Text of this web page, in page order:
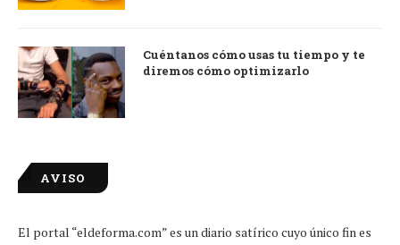
Cuéntanos cómo usas tu tiempo y te
diremos cómo optimizarlo
AVISO
El portal “eldeforma.com” es un diario satírico cuyo único fin es